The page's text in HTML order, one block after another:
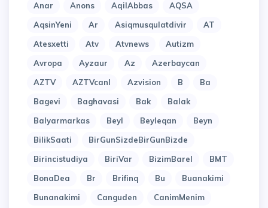
Anar
Anons AqilAbbas
AQSA
AqsinYeni
Ar Asiqmusqulatdivir
AT
Atesxetti
Atv Atvnews
Autizm
Avropa
Ayzaur Az
Azerbaycan
AZTV
AZTVcanl Azvision B
Ba
Bagevi
Baghavasi Bak
Balak
Balyarmarkas
Beyl Beyleqan
Beyn
BilikSaati
BirGunSizdeBirGunBizde
Birincistudiya
BiriVar BizimBarel
BMT
BonaDea
Br Brifinq Bu
Buanakimi
Bunanakimi
Canguden
CanimMenim